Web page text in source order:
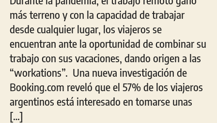
más terreno y con la capacidad de trabajar
desde cualquier lugar, los viajeros se
encuentran ante la oportunidad de combinar su
trabajo con sus vacaciones, dando origen a las
“workations”. Una nueva investigación de
Booking.com reveló que el 57% de los viajeros
argentinos está interesado en tomarse unas
[…]